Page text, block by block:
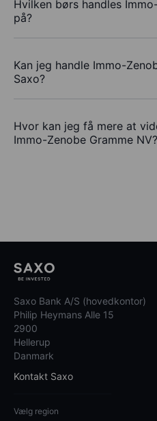
Hvilken børs handles
på?
Kan jeg handle Immo-
Saxo?
Hvor kan jeg få mere at
Immo-Zenobe Gramme NV?
Saxo Bank A/S (hovedkontor)
Philip Heymans Alle 15
2900
Hellerup
Danmark
Kontakt Saxo
Vælg region